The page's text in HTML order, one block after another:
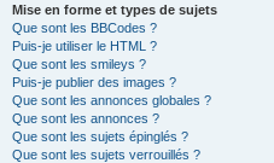
Mise en forme et types de sujets
Que sont les BBCodes ?
Puis-je utiliser le HTML ?
Que sont les smileys ?
Puis-je publier des images ?
Que sont les annonces globales ?
Que sont les annonces ?
Que sont les sujets épinglés ?
Que sont les sujets verrouillés ?